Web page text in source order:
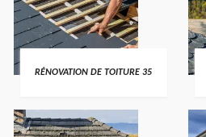
RÉNOVATION DE TOITURE 35